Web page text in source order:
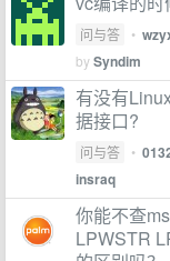
问与答 •
bySyndim
有没有
据接口?
问与答 •
insraq
你能不查
LPWSTR